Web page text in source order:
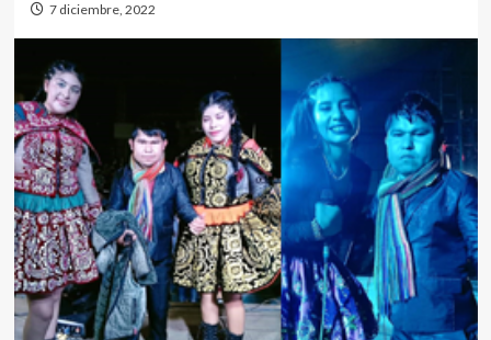
7 diciembre, 2022